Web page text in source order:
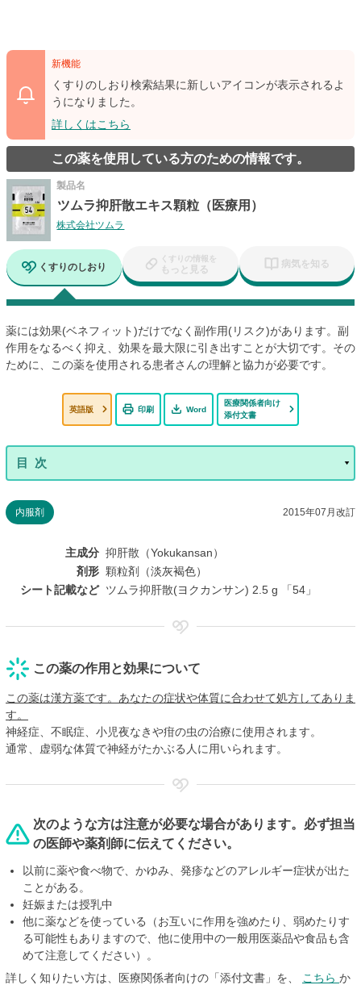
新機能
くすりのしおり検索結果に新しいアイコンが表示されるよ
うになりました。
詳しくはこちら
この薬を使用している方のための情報です。
製品名
ツムラ抑肝散エキス顆粒（医療用）
株式会社ツムラ
くすりのしおり
くすりの情報を
もっと見る 病気を知る
薬には効果(ベネフィット)だけでなく副作用(リスク)があります。副
作用をなるべく抑え、効果を最大限に引き出すことが大切です。その
ために、この薬を使用される患者さんの理解と協力が必要です。
英語版 印刷 Word
医療関係者向け
添付文書
内服剤 2015年07月改訂
主成分 抑肝散（Yokukansan）
剤形 顆粒剤（淡灰褐色）
シート記載など ツムラ抑肝散(ヨクカンサン) 2.5 g 「54」
この薬の作用と効果について
この薬は漢方薬です。あなたの症状や体質に合わせて処方してありま
す。
神経症、不眠症、小児夜なきや疳の虫の治療に使用されます。
通常、虚弱な体質で神経がたかぶる人に用いられます。
次のような方は注意が必要な場合があります。必ず担当
の医師や薬剤師に伝えてください。
以前に薬や食べ物で、かゆみ、発疹などのアレルギー症状が出た
ことがある。
妊娠または授乳中
他に薬などを使っている（お互いに作用を強めたり、弱めたりす
る可能性もありますので、他に使用中の一般用医薬品や食品も含
めて注意してください）。
詳しく知りたい方は、医療関係者向けの「添付文書」を、
こちら か